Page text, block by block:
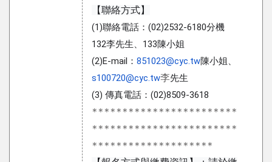
【聯絡方式】
(1)聯絡電話：(02)2532-6180分機
132李先生、133陳小姐
(2)E-mail： 851023@cyc.tw陳小姐、
s100720@cyc.tw李先生
(3) 傳真電話：(02)8509-3618
************************
************************
********************